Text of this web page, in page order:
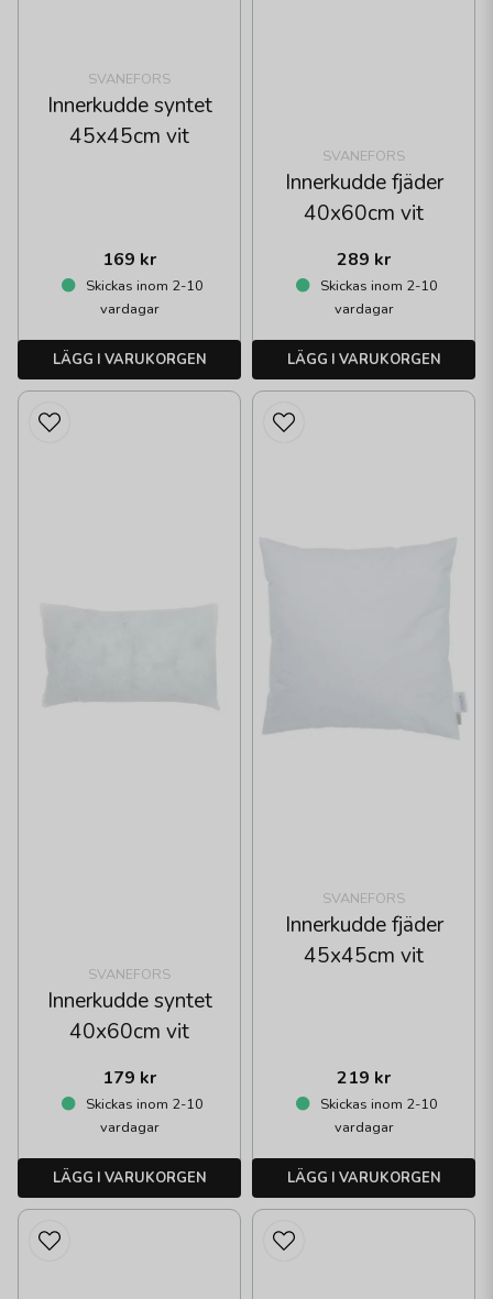
SVANEFORS
Innerkudde syntet
45x45cm vit
169 kr
Skickas inom 2-10
vardagar
LÄGG I VARUKORGEN
SVANEFORS
Innerkudde fjäder
40x60cm vit
289 kr
Skickas inom 2-10
vardagar
LÄGG I VARUKORGEN
SVANEFORS
Innerkudde syntet
40x60cm vit
179 kr
Skickas inom 2-10
vardagar
LÄGG I VARUKORGEN
SVANEFORS
Innerkudde fjäder
45x45cm vit
219 kr
Skickas inom 2-10
vardagar
LÄGG I VARUKORGEN